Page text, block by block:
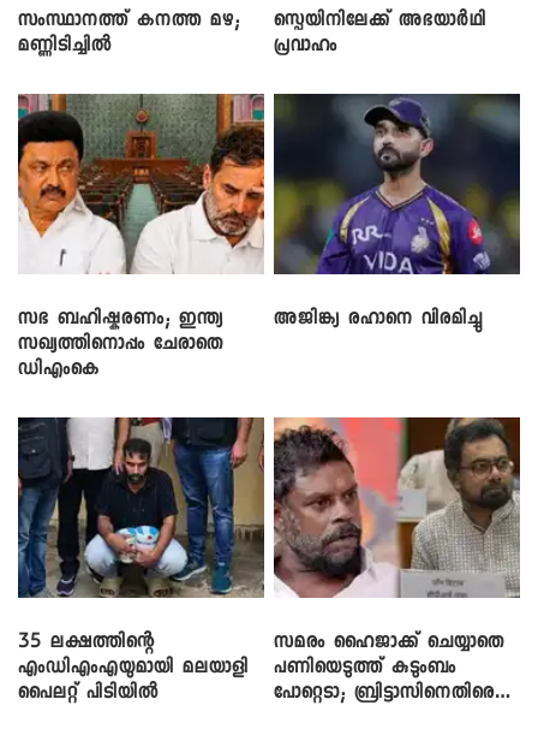
സംസ്ഥാനത്ത് കനത്ത മഴ;
മണ്ണിടിച്ചിൽ
സ്പെയിനിലേക്ക് അഭയാർഥി
പ്രവാഹം
സഭ ബഹിഷ്കരണം; ഇന്ത്യ
സഖ്യത്തിനൊപ്പം ചേരാതെ
ഡിഎംകെ
അജിങ്ക്യ രഹാനെ വിരമിച്ചു
35 ലക്ഷത്തിന്റെ
എംഡിഎംഎയുമായി മലയാളി
പൈലറ്റ് പിടിയിൽ
സമരം ഹൈജാക്ക് ചെയ്യാതെ
പണിയെടുത്ത് കുടുംബം
പോറ്റെടാ; ബ്രിട്ടാസിനെതിരെ